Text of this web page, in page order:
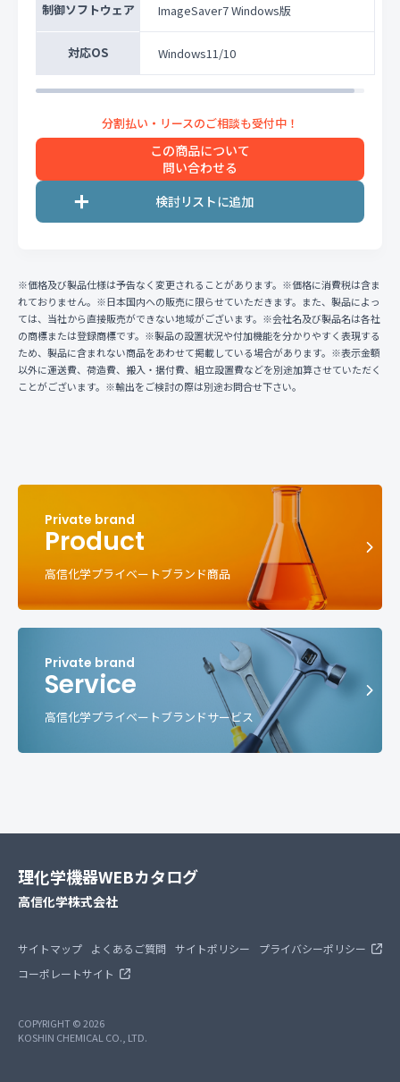
制御ソフトウェア ImageSaver7 Windows版
対応OS Windows11/10
この商品について
問い合わせる
※価格及び製品仕様は予告なく変更されることがあります。※価格に消費税は含ま
れておりません。※日本国内への販売に限らせていただきます。また、製品によっ
ては、当社から直接販売ができない地域がございます。※会社名及び製品名は各社
の商標または登録商標です。※製品の設置状況や付加機能を分かりやすく表現する
ため、製品に含まれない商品をあわせて掲載している場合があります。※表示金額
以外に運送費、荷造費、搬入・据付費、組立設置費などを別途加算させていただく
ことがございます。※輸出をご検討の際は別途お問合せ下さい。
Product
高信化学プライベートブランド商品
Service
高信化学プライベートブランドサービス
理化学機器WEBカタログ
高信化学株式会社
サイトマップ よくあるご質問 サイトポリシー
プライバシーポリシー
コーポレートサイト
COPYRIGHT © 2026
KOSHIN CHEMICAL CO., LTD.